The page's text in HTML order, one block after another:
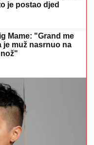
je postao djed
Mame: "Grand me
je muž nasrnuo na